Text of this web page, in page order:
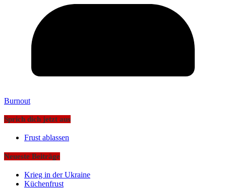
Burnout
Sprich dich jetzt aus
Frust ablassen
Neueste Beiträge
Krieg in der Ukraine
Küchenfrust